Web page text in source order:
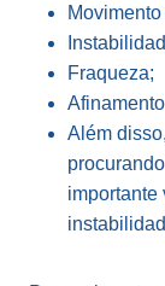
Fraqueza;
Além
importante